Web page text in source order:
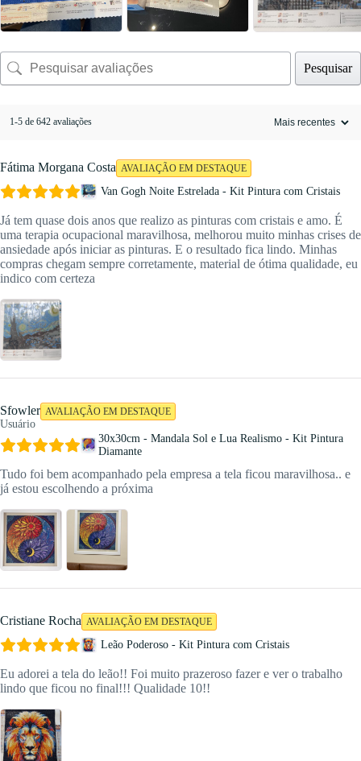
Pesquisar
1-5 de 642 avaliações
Fátima Morgana Costa AVALIAÇÃO EM DESTAQUE
Van Gogh Noite Estrelada - Kit Pintura com Cristais
Já tem quase dois anos que realizo as pinturas com cristais e amo. É
uma terapia ocupacional maravilhosa, melhorou muito minhas crises de
ansiedade após iniciar as pinturas. E o resultado fica lindo. Minhas
compras chegam sempre corretamente, material de ótima qualidade, eu
indico com certeza
Sfowler
Usuário
AVALIAÇÃO EM DESTAQUE
30x30cm - Mandala Sol e Lua Realismo - Kit Pintura
Diamante
Tudo foi bem acompanhado pela empresa a tela ficou maravilhosa.. e
já estou escolhendo a próxima
Cristiane Rocha AVALIAÇÃO EM DESTAQUE
Leão Poderoso - Kit Pintura com Cristais
Eu adorei a tela do leão!! Foi muito prazeroso fazer e ver o trabalho
lindo que ficou no final!!! Qualidade 10!!